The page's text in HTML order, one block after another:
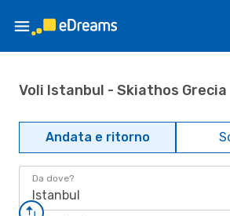
Voli Istanbul - Skiathos Grecia
Andata e ritorno
Da dove?
Istanbul